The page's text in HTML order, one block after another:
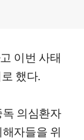
이번 사태
했다.
의심환자
자들을 위